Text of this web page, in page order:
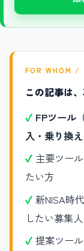
FOR WHOM /
この記事は
FPツール
入・乗り換え
主要ツー
たい方
新NISA時代
したい募集
提案ツール